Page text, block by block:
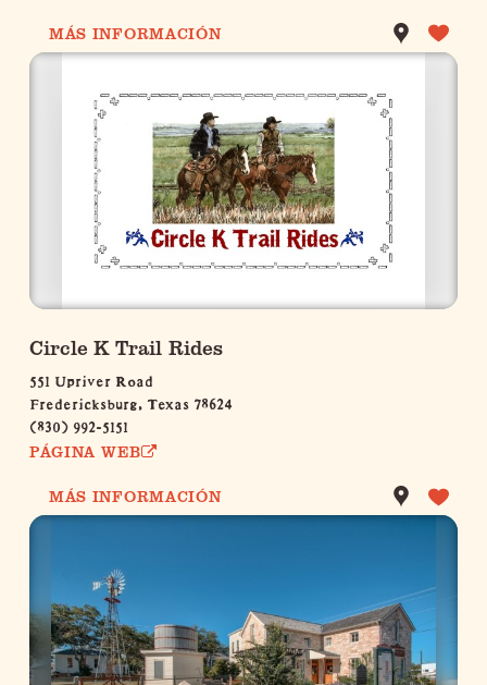
MÁS INFORMACIÓN
Circle K Trail Rides
551 Upriver Road
Fredericksburg, Texas 78624
(830) 992-5151
PÁGINA WEB
MÁS INFORMACIÓN